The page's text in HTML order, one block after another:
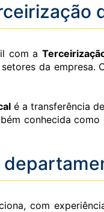
com a
da empresa.
é a transferência
conhecida
com